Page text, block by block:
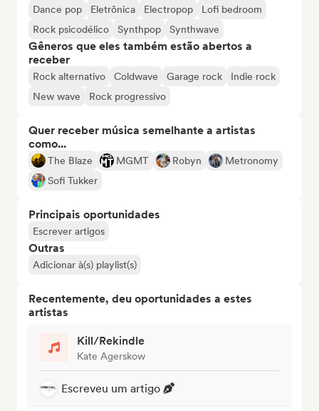
Dance pop Eletrônica Electropop
Lofi bedroom
Rock psicodélico
Synthpop Synthwave
Gêneros que eles também estão abertos a
receber
Rock alternativo Coldwave Garage rock
Indie rock
New wave
Rock progressivo
Quer receber música semelhante a artistas
como...
The Blaze MGMT Robyn
Metronomy
Sofi Tukker
Principais oportunidades
Escrever artigos
Outras
Adicionar à(s) playlist(s)
Recentemente, deu oportunidades a estes
artistas
Kill/Rekindle
Kate Agerskow
Escreveu um artigo